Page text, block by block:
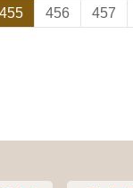
455 456 457